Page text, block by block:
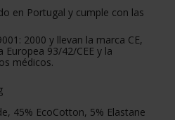
en Portugal y cumple con las
2000 y llevan la marca CE,
93/42/CEE y la
médicos.
45% EcoCotton, 5% Elastane